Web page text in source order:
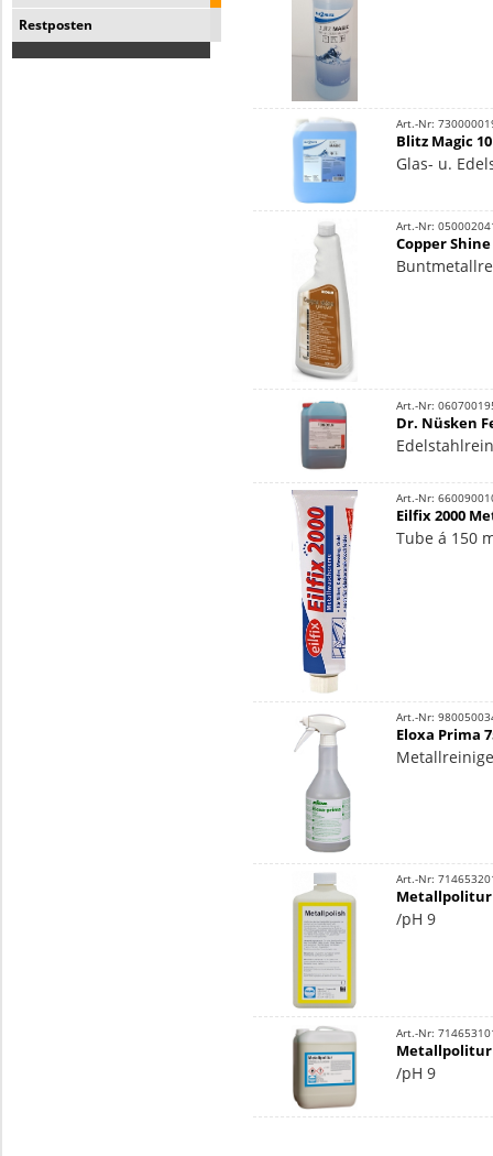
Restposten
Art.-Nr:
Blitz Magic
Glas- u.
Art.-Nr:
Copper
Art.-Nr:
Dr. Nüsken
Art.-Nr:
Eilfix 2000
Tube á 150
Art.-Nr:
Eloxa Prima
Art.-Nr:
Metallpolitur
/pH 9
Art.-Nr:
Metallpolitur
/pH 9